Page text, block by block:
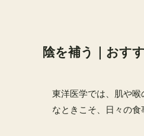
陰を補う｜おす
東洋医学では、肌や
なときこそ、日々の食